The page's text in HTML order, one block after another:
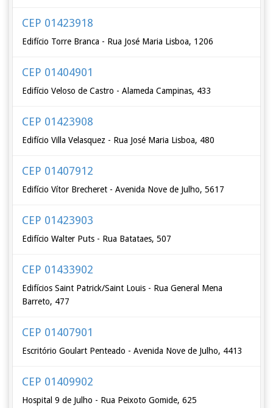
CEP 01423918
Edifício Torre Branca - Rua José Maria Lisboa, 1206
CEP 01404901
Edifício Veloso de Castro - Alameda Campinas, 433
CEP 01423908
Edifício Villa Velasquez - Rua José Maria Lisboa, 480
CEP 01407912
Edifício Vítor Brecheret - Avenida Nove de Julho, 5617
CEP 01423903
Edifício Walter Puts - Rua Batataes, 507
CEP 01433902
Edifícios Saint Patrick/Saint Louis - Rua General Mena
Barreto, 477
CEP 01407901
Escritório Goulart Penteado - Avenida Nove de Julho, 4413
CEP 01409902
Hospital 9 de Julho - Rua Peixoto Gomide, 625